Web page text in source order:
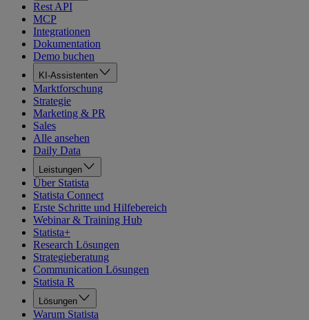
Rest API
MCP
Integrationen
Dokumentation
Demo buchen
KI-Assistenten
Marktforschung
Strategie
Marketing & PR
Sales
Alle ansehen
Daily Data
Leistungen
Über Statista
Statista Connect
Erste Schritte und Hilfebereich
Webinar & Training Hub
Statista+
Research Lösungen
Strategieberatung
Communication Lösungen
Statista R
Lösungen
Warum Statista